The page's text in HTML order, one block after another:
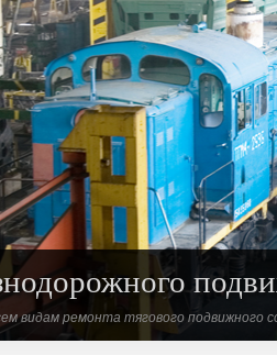
видам ремонта тягового подвижного